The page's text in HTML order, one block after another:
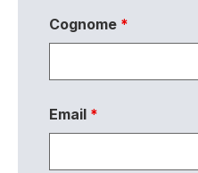
Cognome *
Email *